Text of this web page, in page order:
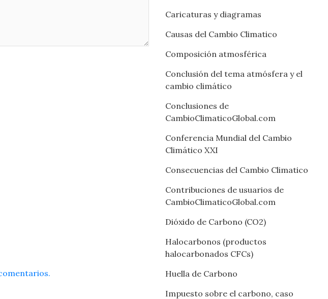
Caricaturas y diagramas
Causas del Cambio Climatico
Composición atmosférica
Conclusión del tema atmósfera y el
cambio climático
Conclusiones de
CambioClimaticoGlobal.com
Conferencia Mundial del Cambio
Climático XXI
Consecuencias del Cambio Climatico
Contribuciones de usuarios de
CambioClimaticoGlobal.com
Dióxido de Carbono (CO2)
Halocarbonos (productos
halocarbonados CFCs)
Huella de Carbono
Impuesto sobre el carbono, caso